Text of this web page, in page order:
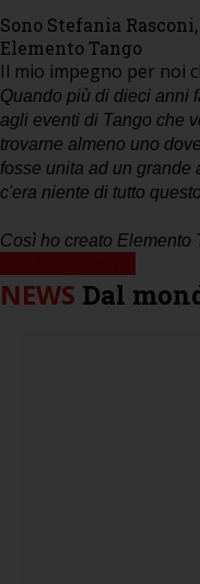
Sono Stefania Rasconi,
Elemento Tango
Il mio impegno per noi
Quando più di dieci anni
agli eventi di Tango che
trovarne almeno uno
fosse unita ad un grande
c'era niente di tutto
Così ho creato Elemento
NEWS Dal